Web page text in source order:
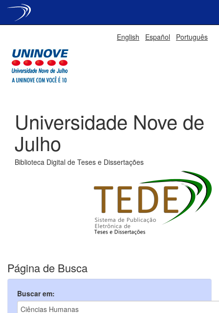
English Español Português
Universidade Nove de
Julho
Biblioteca Digital de Teses e Dissertações
Página de Busca
Buscar em: